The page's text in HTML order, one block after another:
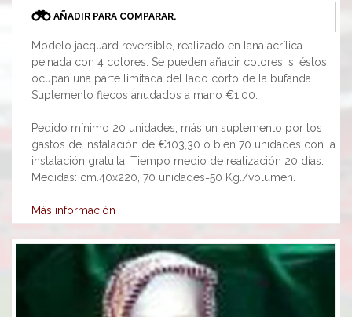
AÑADIR PARA COMPARAR.
Modelo jacquard reversible, realizado en lana acrílica
peinada con 4 colores. Se pueden añadir colores, si éstos
ocupan una parte limitada del lado corto de la bufanda.
Suplemento flecos anudados a mano €1,00.
Pedido mínimo 20 unidades, más un suplemento por los
gastos de instalación de €103,30 o bien 70 unidades con la
instalación gratuita. Tiempo medio de realización 20 días.
Medidas: cm.40x220, 70 unidades=50 Kg./volumen.
Más información